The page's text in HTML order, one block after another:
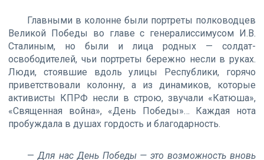
Главными в колонне были портреты полководцев
Великой Победы во главе с генералиссимусом И.В.
Сталиным, но были и лица родных — солдат-
освободителей, чьи портреты бережно несли в руках.
Люди, стоявшие вдоль улицы Республики, горячо
приветствовали колонну, а из динамиков, которые
активисты КПРФ несли в строю, звучали «Катюша»,
«Священная война», «День Победы»… Каждая нота
пробуждала в душах гордость и благодарность.
—Для нас День Победы — это возможность вновь